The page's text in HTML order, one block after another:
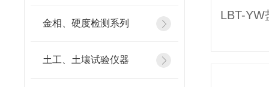
金相、硬度检测系列
土工、土壤试验仪器